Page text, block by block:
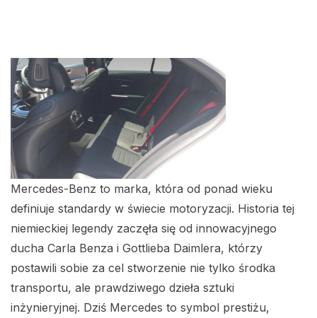
Mercedes-Benz to marka, która od ponad wieku
definiuje standardy w świecie motoryzacji. Historia tej
niemieckiej legendy zaczęła się od innowacyjnego
ducha Carla Benza i Gottlieba Daimlera, którzy
postawili sobie za cel stworzenie nie tylko środka
transportu, ale prawdziwego dzieła sztuki
inżynieryjnej. Dziś Mercedes to symbol prestiżu,